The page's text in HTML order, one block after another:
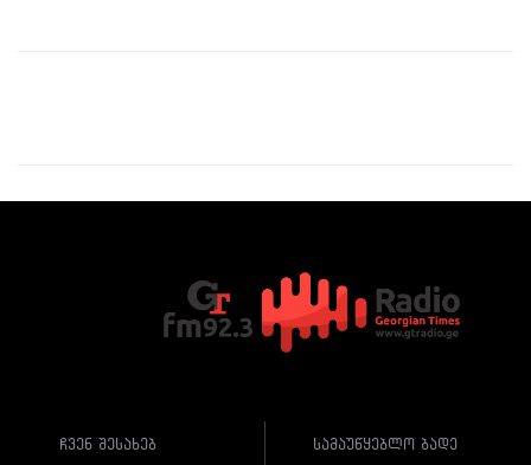
ჩვენ შესახებ სამაუწყებლო ბადე